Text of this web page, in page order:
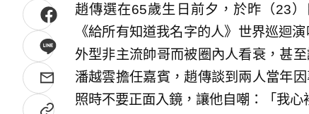
趙傳選在65歲生日前夕，於昨（23
《給所有知道我名字的人》世界巡迴
外型非主流帥哥而被圈內人看衰，甚
潘越雲擔任嘉賓，趙傳談到兩人當年
照時不要正面入鏡，讓他自嘲：「我心